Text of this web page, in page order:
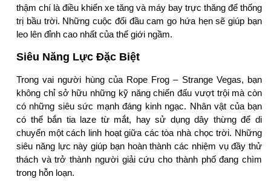
thậm chí là điều khiển xe tăng và máy bay trực thăng để thống
trị bầu trời. Những cuộc đối đầu cam go hứa hẹn sẽ giúp bạn
leo lên đỉnh cao nhất của thế giới ngầm.
Siêu Năng Lực Đặc Biệt
Trong vai người hùng của Rope Frog – Strange Vegas, bạn
không chỉ sở hữu những kỹ năng chiến đấu vượt trội mà còn
có những siêu sức mạnh đáng kinh ngạc. Nhân vật của bạn
có thể bắn tia laze từ mắt, hay sử dụng dây thừng để di
chuyển một cách linh hoạt giữa các tòa nhà chọc trời. Những
siêu năng lực này giúp bạn hoàn thành các nhiệm vụ đầy thử
thách và trở thành người giải cứu cho thành phố đang chìm
trong hỗn loạn.